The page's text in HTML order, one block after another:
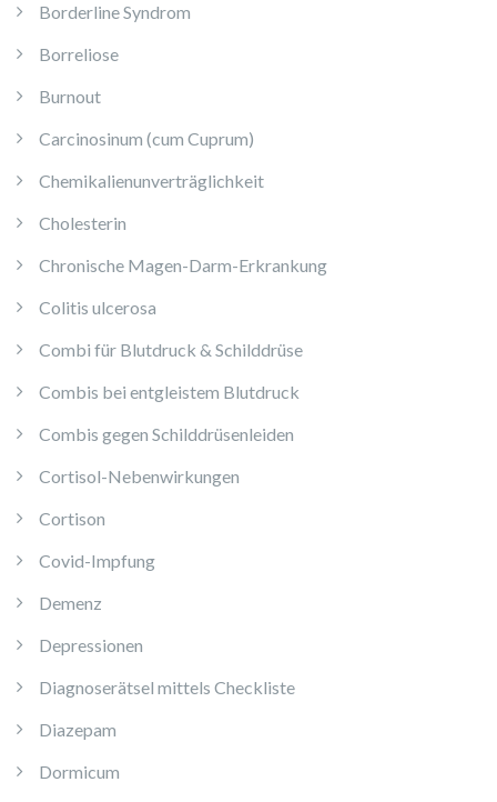
Borderline Syndrom
Borreliose
Burnout
Carcinosinum (cum Cuprum)
Chemikalienunverträglichkeit
Cholesterin
Chronische Magen-Darm-Erkrankung
Colitis ulcerosa
Combi für Blutdruck & Schilddrüse
Combis bei entgleistem Blutdruck
Combis gegen Schilddrüsenleiden
Cortisol-Nebenwirkungen
Cortison
Covid-Impfung
Demenz
Depressionen
Diagnoserätsel mittels Checkliste
Diazepam
Dormicum